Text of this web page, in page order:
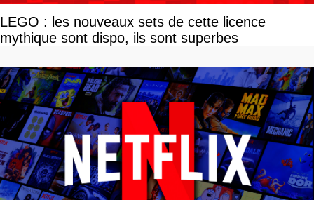
LEGO : les nouveaux sets de cette licence
mythique sont dispo, ils sont superbes